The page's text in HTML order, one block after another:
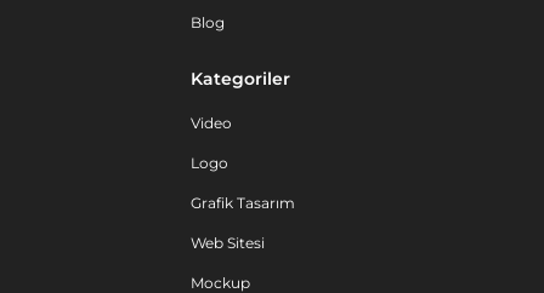
Blog
Kategoriler
Video
Logo
Grafik Tasarım
Web Sitesi
Mockup